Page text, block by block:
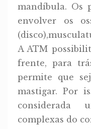
mandíbula. Os
envolver os
A ATM
frente, para
permite que
mastigar. Por
considerada
complexas do